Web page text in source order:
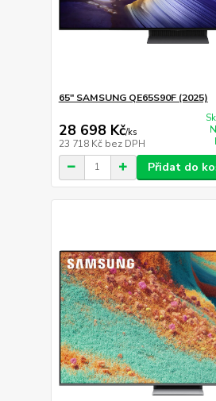
65" SAMSUNG QE65S90F (2025)
28 698 Kč/ks
23 718 Kč bez DPH
Přidat do